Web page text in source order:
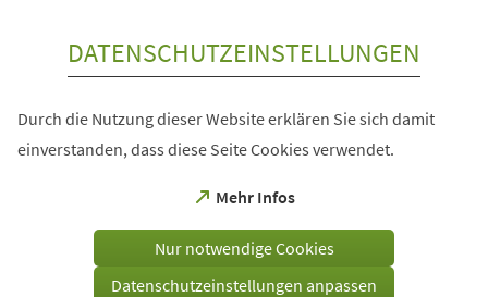
DATENSCHUTZEINSTELLUNGEN
Durch die Nutzung dieser Website erklären Sie sich damit
einverstanden, dass diese Seite Cookies verwendet.
Mehr Infos
(Öffnet
einem
Tab)
Nur notwendige Cookies
Datenschutzeinstellungen anpassen